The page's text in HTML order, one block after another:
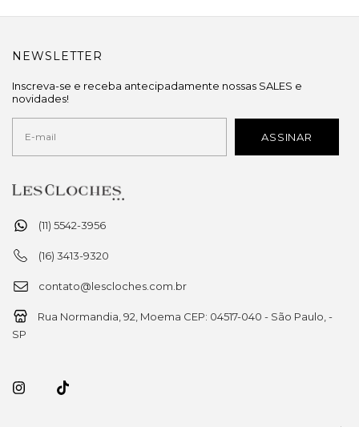
(11) 5542-3956
(16) 3413-9320
contato@lescloches.com.br
Rua Normandia, 92, Moema CEP: 04517-040 - São Paulo, -
SP
NEWSLETTER
Inscreva-se e receba antecipadamente nossas SALES e
novidades!